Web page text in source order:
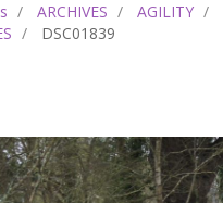
ARCHIVES AGILITY
DSC01839